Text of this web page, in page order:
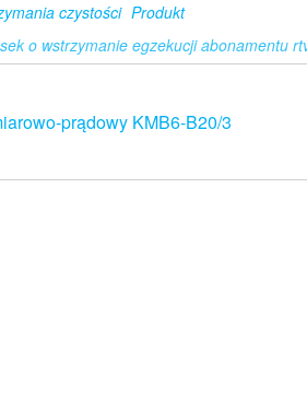
czystości Produkt
o wstrzymanie egzekucji abonamentu
prądowy KMB6-B20/3